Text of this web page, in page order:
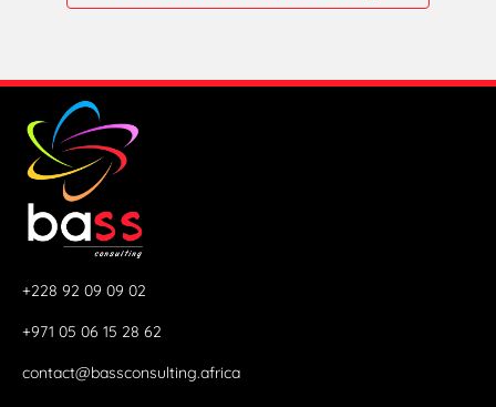
+228 92 09 09 02
+971 05 06 15 28 62
contact@bassconsulting.africa